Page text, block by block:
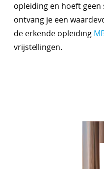
opleiding en hoeft
ontvang je een
de erkende opleiding
vrijstellingen.